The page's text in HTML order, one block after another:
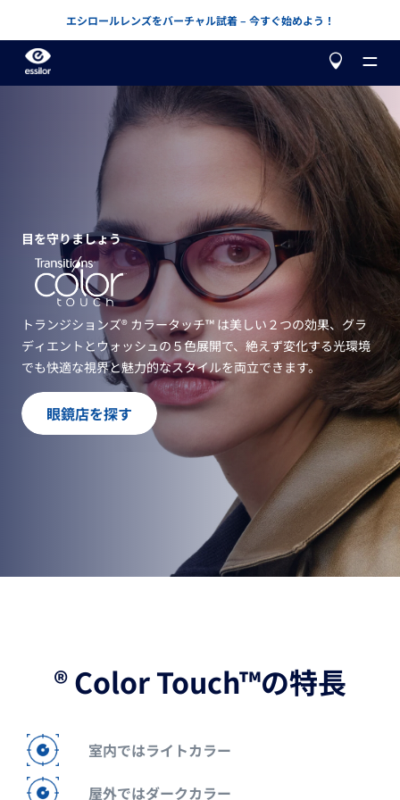
エシロールレンズをバーチャル試着 – 今すぐ始めよう！
カスタマイズ
アドバンスド・ヴィジョン・アキュラシー
もっと知る
製品
矯正
バリラックス 累進レンズ
保護
トランジションズ
ライトアダプティブレンズ
サンレンズ スタイリッシュに視力補強
反射防止レンズコーティング
レンズや取扱店を探す
セルフチェックしましょう
レンズを選ぶ
レンズをバーチャル試着
眼鏡店を探す
目を守りましょう
トランジションズ® カラータッチ™ は美しい２つの効果、グラ
ディエントとウォッシュの５色展開で、絶えず変化する光環境
でも快適な視界と魅力的なスタイルを両立できます。
眼鏡店を探す
® Color Touch™の特長
室内ではライトカラー
屋外ではダークカラー